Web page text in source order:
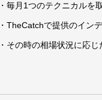
・毎月1つのテクニカルを
・TheCatchで提供のイン
・その時の相場状況に応